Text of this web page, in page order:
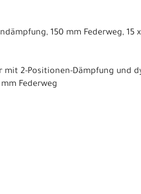
150 mm Federweg, 15
mit 2-Positionen-Dämpfung und
Federweg